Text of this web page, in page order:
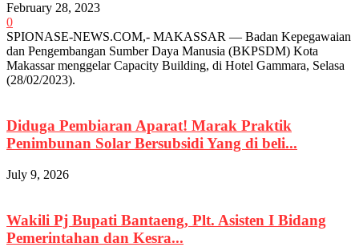
February 28, 2023
0
SPIONASE-NEWS.COM,- MAKASSAR — Badan Kepegawaian
dan Pengembangan Sumber Daya Manusia (BKPSDM) Kota
Makassar menggelar Capacity Building, di Hotel Gammara, Selasa
(28/02/2023).
Diduga Pembiaran Aparat! Marak Praktik
Penimbunan Solar Bersubsidi Yang di beli...
July 9, 2026
Wakili Pj Bupati Bantaeng, Plt. Asisten I Bidang
Pemerintahan dan Kesra...